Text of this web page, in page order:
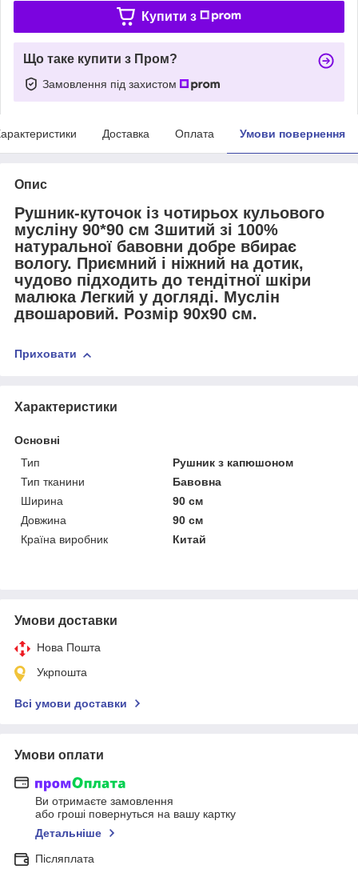
Купити з
Що таке купити з Пром?
Замовлення під захистом
Доставка Оплата Умови повернення
Опис
Рушник-куточок із чотирьох кульового
мусліну 90*90 см Зшитий зі 100%
натуральної бавовни добре вбирає
вологу. Приємний і ніжний на дотик,
чудово підходить до тендітної шкіри
малюка Легкий у догляді. Муслін
двошаровий. Розмір 90х90 см.
Приховати
Характеристики
Основні
Тип
Рушник з капюшоном
Тип тканини
Бавовна
Ширина
90 см
Довжина
90 см
Країна виробник
Китай
Умови доставки
Нова Пошта
Укрпошта
Всі умови доставки
Умови оплати
Ви отримаєте замовлення
або гроші повернуться на вашу картку
Детальніше
Післяплата